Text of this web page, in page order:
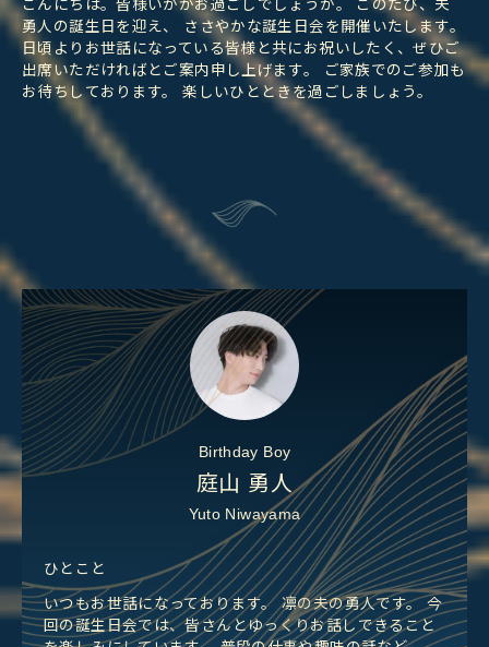
こんにちは。皆様いかがお過ごしでしょうか。 このたび、夫
勇人の誕生日を迎え、 ささやかな誕生日会を開催いたします。
日頃よりお世話になっている皆様と共にお祝いしたく、ぜひご
出席いただければとご案内申し上げます。 ご家族でのご参加も
お待ちしております。 楽しいひとときを過ごしましょう。
Birthday Boy
庭山 勇人
Yuto Niwayama
ひとこと
いつもお世話になっております。 凛の夫の勇人です。 今
回の誕生日会では、皆さんとゆっくりお話しできること